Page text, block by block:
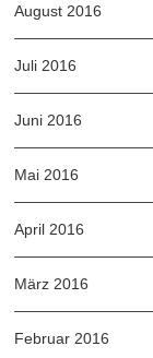
August 2016
Juli 2016
Juni 2016
Mai 2016
April 2016
März 2016
Februar 2016